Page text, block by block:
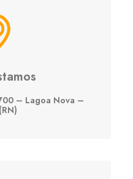
– Lagoa Nova –